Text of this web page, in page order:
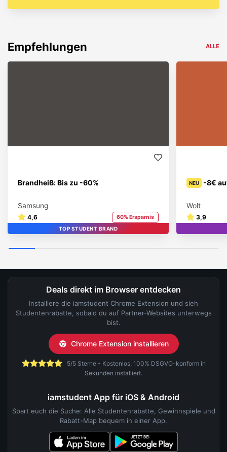
Empfehlungen ALLE
Brandheiß: Bis zu -60%
Samsung
4,6 60% Ersparnis
TOP STUDENT BRAND
NEU -8€
Wolt
3,9
Deals direkt im Browser entdecken
Installiere die iamstudent Chrome Extension und sieh
Studentenrabatte, sobald du auf Partner-Websites unterwegs
bist.
Chrome Extension installieren
5/5 Sterne - Kostenlos, 100% DSGVO-konform in
Sekunden installiert.
iamstudent App für iOS & Android
Spart euch die Suche: Alle Studentenrabatte, Gewinnspiele und
Rabatt-Map bequem in einer App.